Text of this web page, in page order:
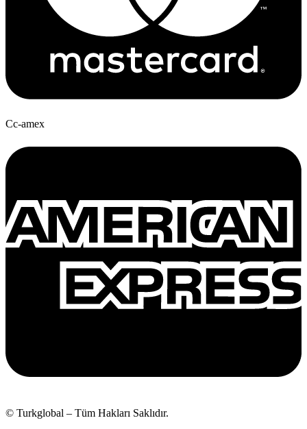
Cc-amex
© Turkglobal – Tüm Hakları Saklıdır.